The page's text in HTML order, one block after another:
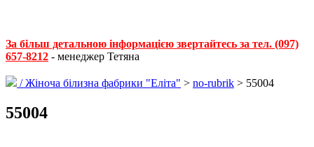
За більш детальною інформацією звертайтесь за тел. (097)
657-8212 - менеджер Тетяна
/Жіноча білизна фабрики "Еліта" > no-rubrik > 55004
55004